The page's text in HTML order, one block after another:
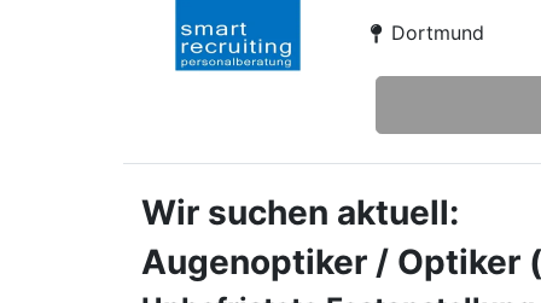
Dortmund
Wir suchen aktuell:
Augenoptiker / Optiker